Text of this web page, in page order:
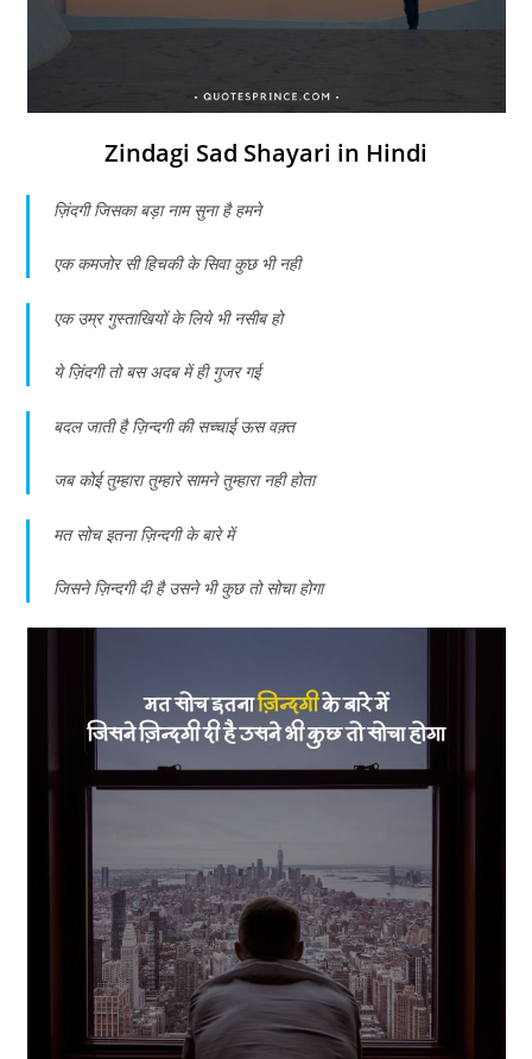
Zindagi Sad Shayari in Hindi
ज़िंदगी जिसका बड़ा नाम सुना है हमने
एक कमजोर सी हिचकी के सिवा कुछ भी नही
एक उम्र गुस्ताखियों के लिये भी नसीब हो
ये ज़िंदगी तो बस अदब में ही गुजर गई
बदल जाती है ज़िन्दगी की सच्चाई ऊस वक़्त
जब कोई तुम्हारा तुम्हारे सामने तुम्हारा नही होता
मत सोच इतना ज़िन्दगी के बारे में
जिसने ज़िन्दगी दी है उसने भी कुछ तो सोचा होगा